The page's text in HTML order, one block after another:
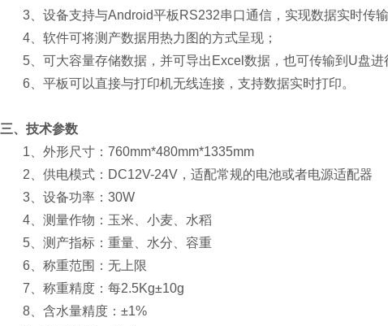
3、设备支持与Android平板RS232串口通信，实现数据实时传输
4、软件可将测产数据用热力图的方式呈现；
5、可大容量存储数据，并可导出Excel数据，也可传输到U盘进
6、平板可以直接与打印机无线连接，支持数据实时打印。
三、技术参数
1、外形尺寸：760mm*480mm*1335mm
2、供电模式：DC12V-24V，适配常规的电池或者电源适配器
3、设备功率：30W
4、测量作物：玉米、小麦、水稻
5、测产指标：重量、水分、容重
6、称重范围：无上限
7、称重精度：每2.5Kg±10g
8、含水量精度：±1%